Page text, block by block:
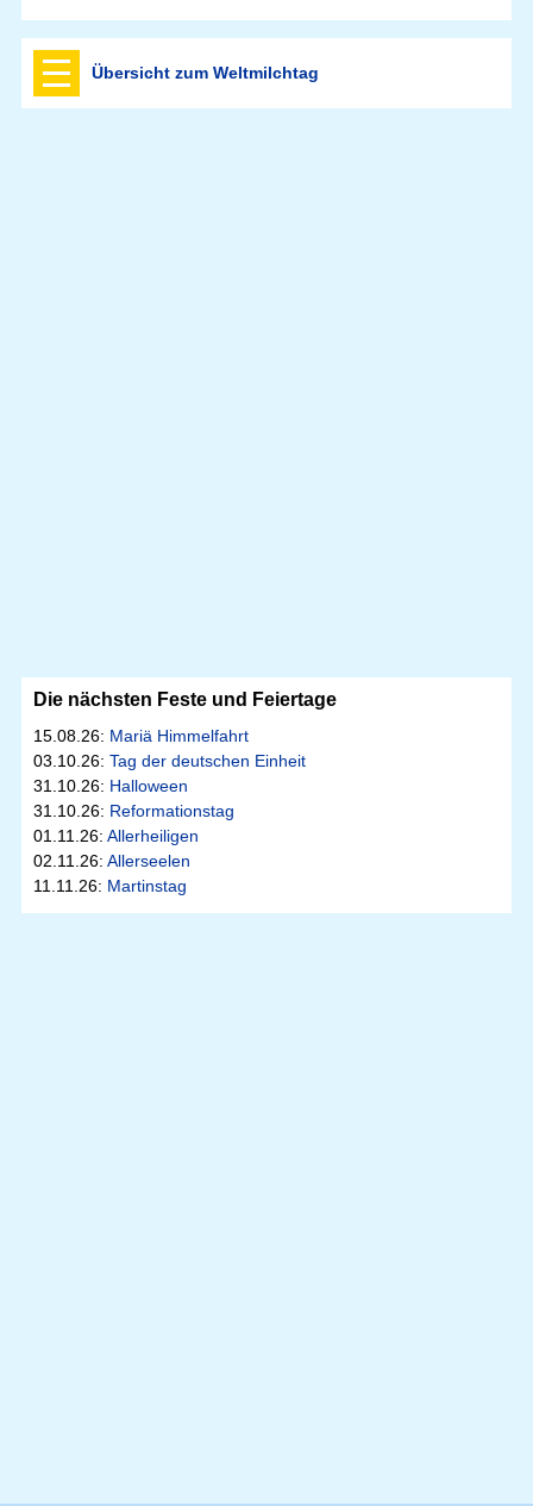
Übersicht zum Weltmilchtag
Die nächsten Feste und Feiertage
15.08.26: Mariä Himmelfahrt
03.10.26: Tag der deutschen Einheit
31.10.26: Halloween
31.10.26: Reformationstag
01.11.26: Allerheiligen
02.11.26: Allerseelen
11.11.26: Martinstag